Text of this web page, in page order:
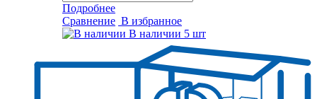
Подробнее
Сравнение В избранное
В наличии 5 шт